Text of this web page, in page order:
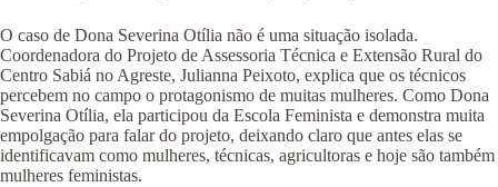
O caso de Dona Severina Otília não é uma situação isolada.
Coordenadora do Projeto de Assessoria Técnica e Extensão Rural do
Centro Sabiá no Agreste, Julianna Peixoto, explica que os técnicos
percebem no campo o protagonismo de muitas mulheres. Como Dona
Severina Otília, ela participou da Escola Feminista e demonstra muita
empolgação para falar do projeto, deixando claro que antes elas se
identificavam como mulheres, técnicas, agricultoras e hoje são também
mulheres feministas.